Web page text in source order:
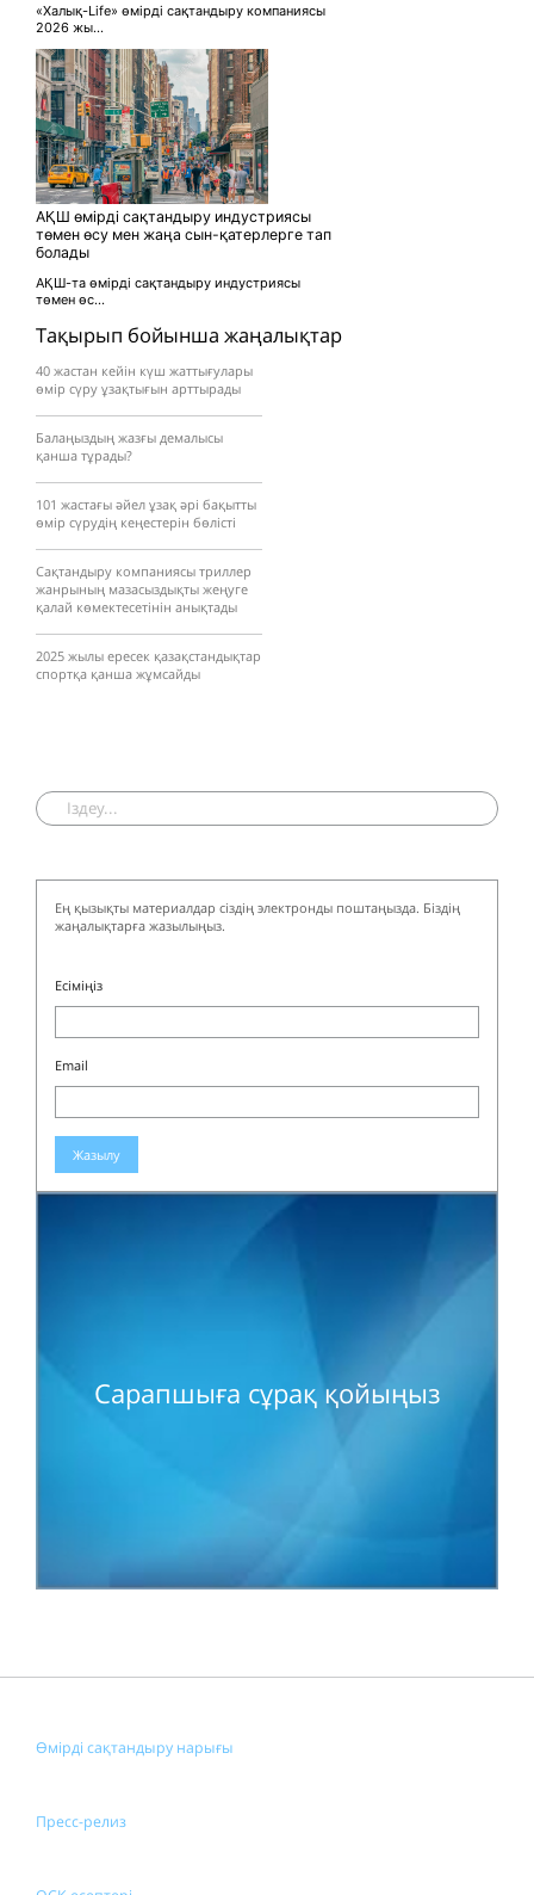
Тақырып бойынша жаңалықтар
40 жастан кейін күш жаттығулары
өмір сүру ұзақтығын арттырады
Балаңыздың жазғы демалысы
қанша тұрады?
101 жастағы әйел ұзақ әрі бақытты
өмір сүрудің кеңестерін бөлісті
Сақтандыру компаниясы триллер
жанрының мазасыздықты жеңуге
қалай көмектесетінін анықтады
2025 жылы ересек қазақстандықтар
спортқа қанша жұмсайды
«Халық-Life» өмірді сақтандыру компаниясы
2026 жы...
АҚШ өмірді сақтандыру индустриясы
төмен өсу мен жаңа сын-қатерлерге тап
болады
АҚШ-та өмірді сақтандыру индустриясы
төмен өс...
Ең қызықты материалдар сіздің электронды поштаңызда. Біздің
жаңалықтарға жазылыңыз.
Есіміңіз
Email
Жазылу
Сарапшыға сұрақ қойыңыз
Өмірді сақтандыру нарығы
Пресс-релиз